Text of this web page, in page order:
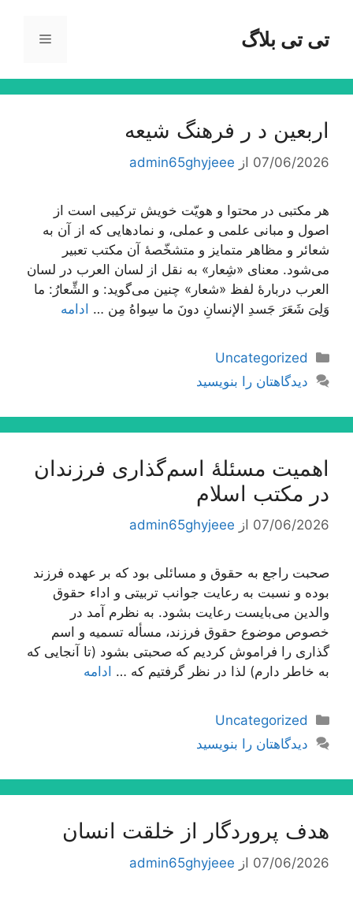
محتواتی تی بلاگ فهرست
اربعین د ر فرهنگ شیعه
07/06/2026 از admin65ghyjeee
هر مکتبی در محتوا و هویّت خویش ترکیبی است از
اصول و مبانی علمی و عملی، و نمادهایی که از آن به
شعائر و مظاهر متمایز و متشخّصۀ آن مکتب تعبیر
می‌شود. معنای «شِعار» به نقل از لسان العرب در لسان
العرب دربارۀ لفظ «شعار» چنین می‌گوید: و الشِّعارُ: ما
وَلِیَ شَعَرَ جَسدِ الإنسانِ دونَ ما سِواهُ مِن … ادامه
دسته‌ها
Uncategorized
دیدگاهتان را بنویسید
اهمیت مسئلۀ اسم‌گذارى فرزندان
در مكتب اسلام
07/06/2026 از admin65ghyjeee
صحبت راجع به حقوق و مسائلی بود كه بر عهده فرزند
بوده و نسبت به رعایت جوانب تربیتی و اداء حقوق
والدین می‌بایست رعایت بشود. به نظرم آمد در
خصوص موضوع حقوق فرزند، مسأله تسمیه و اسم
گذاری را فراموش كردیم كه صحبتی بشود (تا آنجایی كه
به خاطر دارم) لذا در نظر گرفتیم كه … ادامه
دسته‌ها
Uncategorized
دیدگاهتان را بنویسید
هدف پروردگار از خلقت انسان
07/06/2026 از admin65ghyjeee